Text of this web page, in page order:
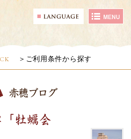
ご利用条件から探す
赤穂ブログ
牡蠣会